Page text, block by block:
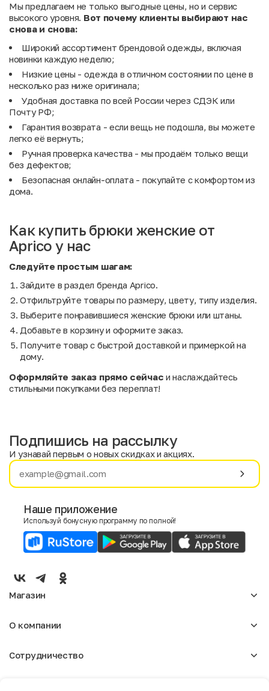
Мы предлагаем не только выгодные цены, но и сервис
высокого уровня. Вот почему клиенты выбирают нас
снова и снова:
Широкий ассортимент брендовой одежды, включая
новинки каждую неделю;
Низкие цены - одежда в отличном состоянии по цене в
несколько раз ниже оригинала;
Удобная доставка по всей России через СДЭК или
Почту РФ;
Гарантия возврата - если вещь не подошла, вы можете
легко её вернуть;
Ручная проверка качества - мы продаём только вещи
без дефектов;
Безопасная онлайн-оплата - покупайте с комфортом из
дома.
Как купить брюки женские от
Aprico у нас
Следуйте простым шагам:
Зайдите в раздел бренда Aprico.
Отфильтруйте товары по размеру, цвету, типу изделия.
Выберите понравившиеся женские брюки или штаны.
Добавьте в корзину и оформите заказ.
Получите товар с быстрой доставкой и примеркой на
дому.
Оформляйте заказ прямо сейчас и наслаждайтесь
стильными покупками без переплат!
Имя
E-mail
Мужской
Подпишись на рассылку
И узнавай первым о новых скидках и акциях.
Наше приложение
Используй бонусную программу по полной!
Магазин
Мужское
О компании
Отзывы
Сотрудничество